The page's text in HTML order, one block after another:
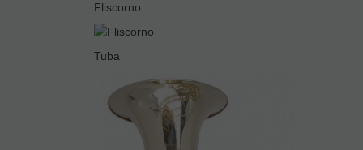
Fliscorno
Tuba